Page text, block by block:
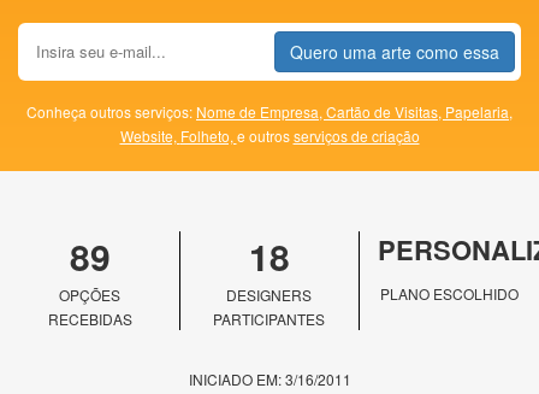
Quero uma arte como essa
Conheça outros serviços: Nome de Empresa, Cartão de Visitas, Papelaria,
Website, Folheto, e outrosserviços de criação
89
OPÇÕES
RECEBIDAS
18
DESIGNERS
PARTICIPANTES
PLANO ESCOLHIDO
INICIADO EM: 3/16/2011